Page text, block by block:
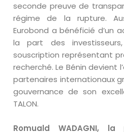
seconde preuve de
régime de la rupture.
Eurobond a bénéficié d’un
la part des
souscription représentant
recherché. Le Bénin devient
partenaires internationaux
gouvernance de son
TALON.
Romuald WADAGNI,